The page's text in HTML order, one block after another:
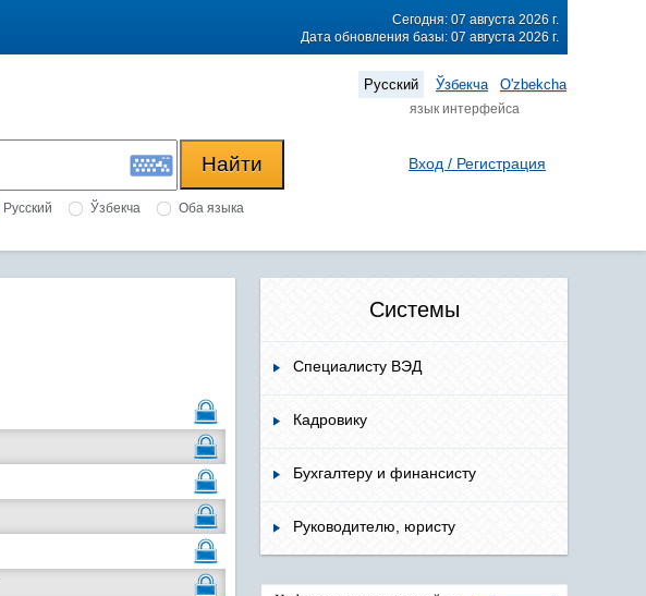
Сегодня: 07 августа 2026 г.
Дата обновления базы: 07 августа 2026 г.
Русский Ўзбекча O'zbekcha
язык интерфейса
Русский Ўзбекча Оба языка
Вход / Регистрация
Системы
Специалисту ВЭД
Кадровику
Бухгалтеру и финансисту
Руководителю, юристу